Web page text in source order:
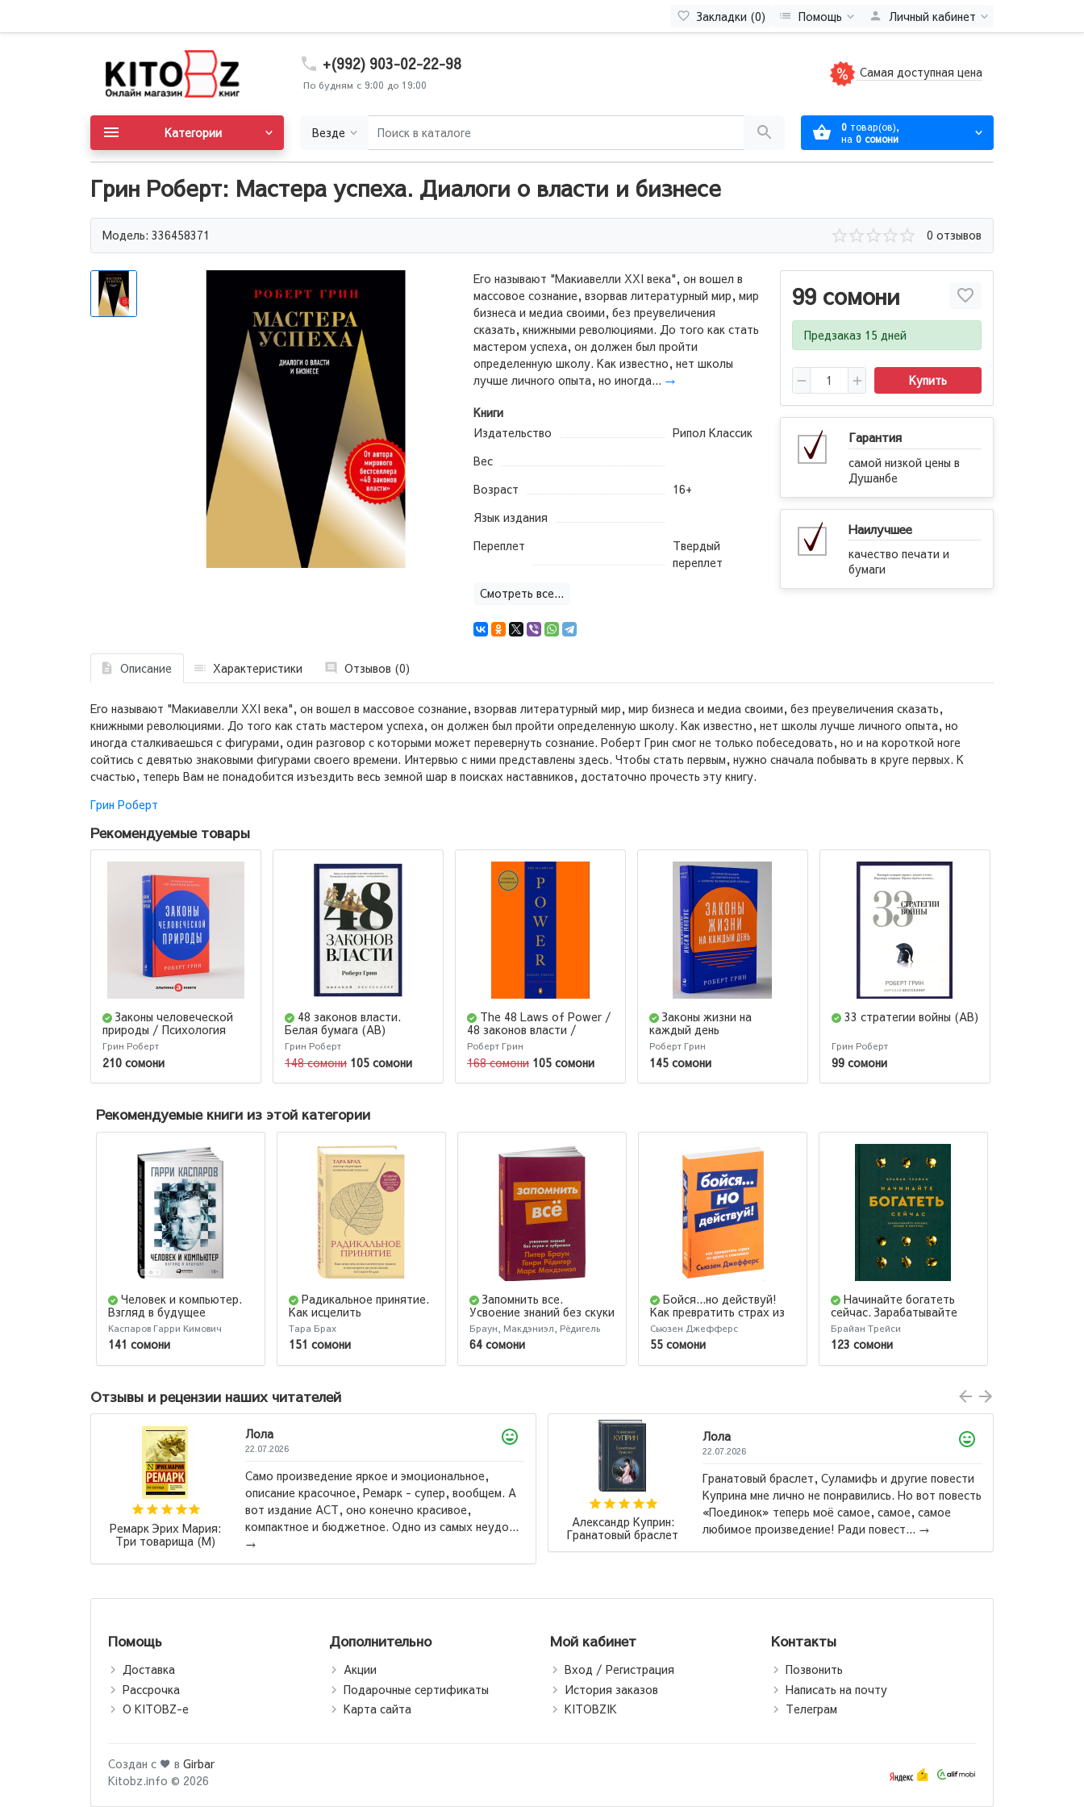
Закладки (0) Помощь Личный кабинет
+(992) 903-02-22-98
По будням с 9:00 до 19:00
Самая доступная цена
Везде 0 товар(ов),
на 0 сомони
Категории
Грин Роберт: Мастера успеха. Диалоги о власти и бизнесе
Модель: 336458371 0 отзывов
99 сомони
Предзаказ 15 дней
Купить
Гарантия
самой низкой цены в
Душанбе
Наилучшее
качество печати и
бумаги
Его называют "Макиавелли ХХI века", он вошел в
массовое сознание, взорвав литературный мир, мир
бизнеса и медиа своими, без преувеличения
сказать, книжными революциями. До того как стать
мастером успеха, он должен был пройти
определенную школу. Как известно, нет школы
лучше личного опыта, но иногда... →
Книги
Издательство
Рипол Классик
Вес
Возраст
16+
Язык издания
Переплет
Твердый
переплет
Смотреть все...
Описание Характеристики Отзывов (0)
Его называют "Макиавелли ХХI века", он вошел в массовое сознание, взорвав литературный мир, мир бизнеса и медиа своими, без преувеличения сказать,
книжными революциями. До того как стать мастером успеха, он должен был пройти определенную школу. Как известно, нет школы лучше личного опыта, но
иногда сталкиваешься с фигурами, один разговор с которыми может перевернуть сознание. Роберт Грин смог не только побеседовать, но и на короткой ноге
сойтись с девятью знаковыми фигурами своего времени. Интервью с ними представлены здесь. Чтобы стать первым, нужно сначала побывать в круге первых. К
счастью, теперь Вам не понадобится изъездить весь земной шар в поисках наставников, достаточно прочесть эту книгу.
Грин Роберт
Рекомендуемые товары
Законы человеческой
природы / Психология
влияния / Популярные
книги
Грин Роберт
210 сомони
48 законов власти.
Белая бумага (AB)
Грин Роберт
148 сомони 105 сомони
The 48 Laws of Power /
48 законов власти /
Robert Greene
Роберт Грин
168 сомони 105 сомони
Законы жизни на
каждый день
Роберт Грин
145 сомони
33 стратегии войны (AB)
Грин Роберт
99 сомони
Рекомендуемые книги из этой категории
Человек и компьютер.
Взгляд в будущее
Каспаров Гарри Кимович
141 сомони
Радикальное принятие.
Как исцелить
психологическую травму
и посмотреть на свою
жизнь взглядом Будды
Тара Брах
151 сомони
Запомнить все.
Усвоение знаний без скуки
и зубрежки (М)
Браун, Макдэниэл, Рёдигель
64 сомони
Бойся...но действуй!
Как превратить страх из
врага в союзника
Сьюзен Джефферс
55 сомони
Начинайте богатеть
сейчас. Зарабатывайте
больше, проще и быстрее
Брайан Трейси
123 сомони
Отзывы и рецензии наших читателей
Ремарк Эрих Мария:
Три товарища (М)
Лола
22.07.2026
Само произведение яркое и эмоциональное,
описание красочное, Ремарк - супер, вообщем. А
вот издание АСТ, оно конечно красивое,
компактное и бюджетное. Одно из самых неудо...
→
Александр Куприн:
Гранатовый браслет
Лола
22.07.2026
Гранатовый браслет, Суламифь и другие повести
Куприна мне лично не понравились. Но вот повесть
«Поединок» теперь моё самое, самое, самое
любимое произведение! Ради повест... →
Помощь
Доставка
Рассрочка
О KITOBZ-е
Дополнительно
Акции
Подарочные сертификаты
Карта сайта
Мой кабинет
Вход / Регистрация
История заказов
KITOBZIK
Контакты
Позвонить
Написать на почту
Телеграм
Создан с ♥ в Girbar
Kitobz.info © 2026